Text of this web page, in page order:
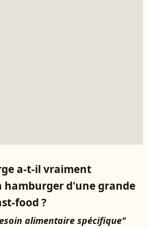
a-t-il vraiment
hamburger d'une grande
food ?
alimentaire spécifique"